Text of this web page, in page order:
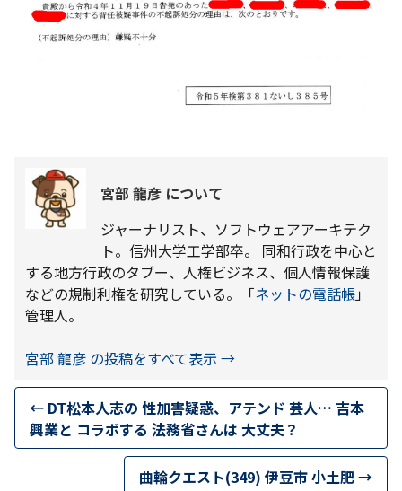
宮部 龍彦 について
ジャーナリスト、ソフトウェアアーキテク
ト。信州大学工学部卒。 同和行政を中心と
する地方行政のタブー、人権ビジネス、個人情報保護
などの規制利権を研究している。「ネットの電話帳」
管理人。
宮部 龍彦 の投稿をすべて表示 →
← DT松本人志の 性加害疑惑、アテンド 芸人… 吉本
興業と コラボする 法務省さんは 大丈夫？
曲輪クエスト(349) 伊豆市 小土肥→